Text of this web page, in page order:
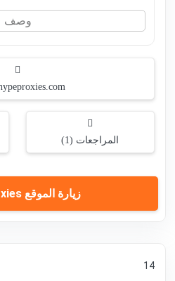
وصف
المراجعات (1)
زيارة الموقع HypeProxies
14